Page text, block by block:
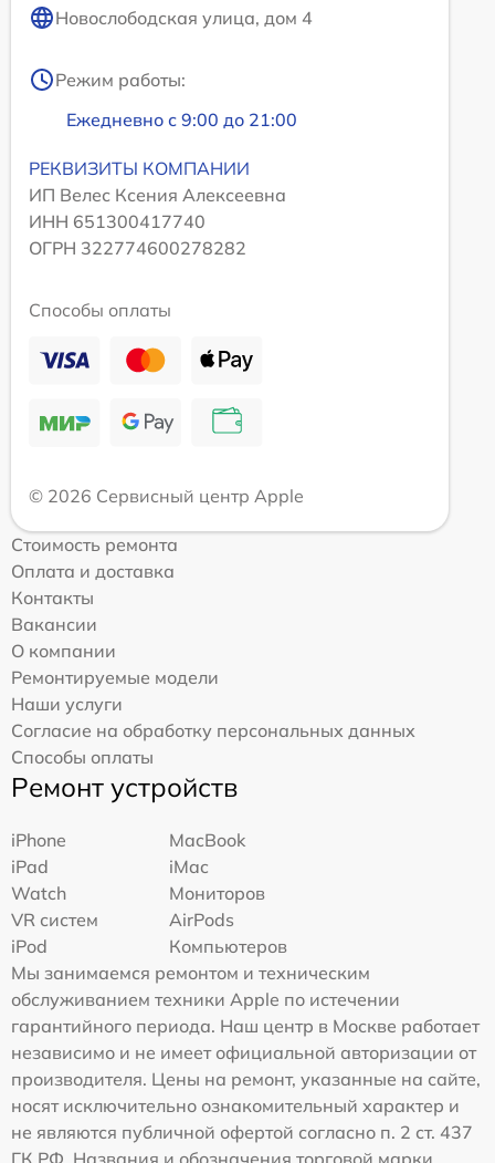
Новослободская улица, дом 4
Режим работы:
Ежедневно с 9:00 до 21:00
РЕКВИЗИТЫ КОМПАНИИ
ИП Велес Ксения Алексеевна
ИНН 651300417740
ОГРН 322774600278282
Способы оплаты
© 2026 Сервисный центр Apple
Стоимость ремонта
Оплата и доставка
Контакты
Вакансии
О компании
Ремонтируемые модели
Наши услуги
Согласие на обработку персональных данных
Способы оплаты
Ремонт устройств
iPhone
MacBook
iPad
iMac
Watch
Мониторов
VR систем
AirPods
iPod
Компьютеров
Мы занимаемся ремонтом и техническим
обслуживанием техники Apple по истечении
гарантийного периода. Наш центр в Москве работает
независимо и не имеет официальной авторизации от
производителя. Цены на ремонт, указанные на сайте,
носят исключительно ознакомительный характер и
не являются публичной офертой согласно п. 2 ст. 437
ГК РФ. Названия и обозначения торговой марки